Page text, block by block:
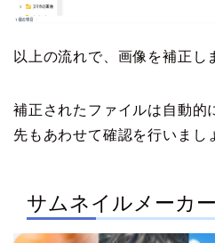
以上の流れで、画像を補正し
補正されたファイルは自動的
先もあわせて確認を行いまし
サムネイルメーカー